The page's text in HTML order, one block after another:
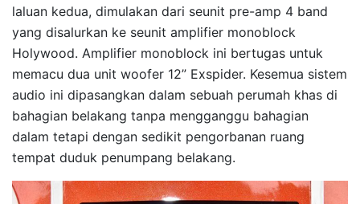
laluan kedua, dimulakan dari seunit pre-amp 4 band
yang disalurkan ke seunit amplifier monoblock
Holywood. Amplifier monoblock ini bertugas untuk
memacu dua unit woofer 12” Exspider. Kesemua sistem
audio ini dipasangkan dalam sebuah perumah khas di
bahagian belakang tanpa mengganggu bahagian
dalam tetapi dengan sedikit pengorbanan ruang
tempat duduk penumpang belakang.